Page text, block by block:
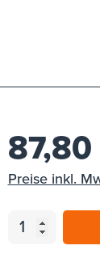
Preise inkl.